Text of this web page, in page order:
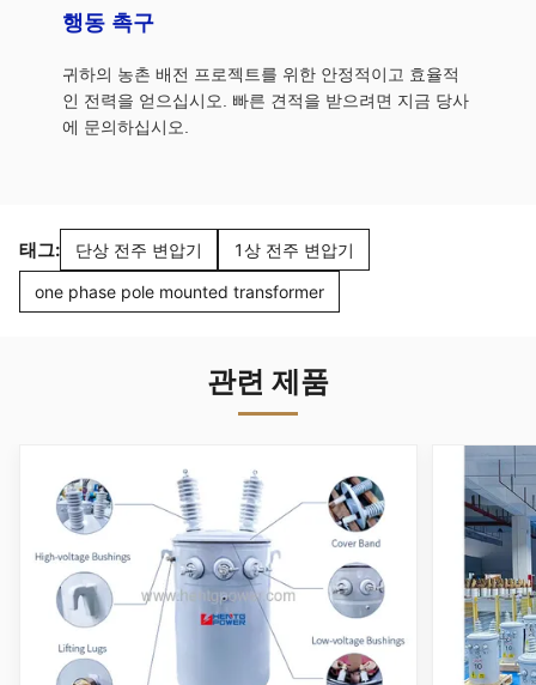
행동 촉구
귀하의 농촌 배전 프로젝트를 위한 안정적이고 효율적
인 전력을 얻으십시오. 빠른 견적을 받으려면 지금 당사
에 문의하십시오.
태그: 단상 전주 변압기 1상 전주 변압기
one phase pole mounted transformer
관련 제품